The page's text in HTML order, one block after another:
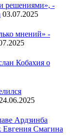
решениями», -
03.07.2025
мнений» -
Кобахия о
24.06.2025
Ардзинба
Евгения Смагина